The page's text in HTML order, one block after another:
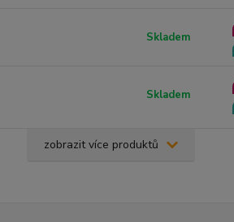
Skladem
Skladem
zobrazit více produktů